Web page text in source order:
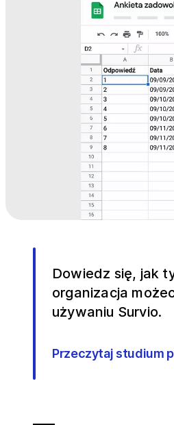
Dowiedz się, jak
organizacja
używaniu Survio.
Przeczytaj studium